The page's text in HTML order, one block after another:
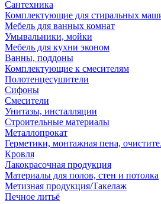
Сантехника
Комплектующие для стиральных
Мебель для ванных комнат
Умывальники, мойки
Мебель для кухни эконом
Ванны, поддоны
Комплектующие к смесителям
Полотенцесушители
Сифоны
Смесители
Унитазы, инсталляции
Строительные материалы
Металлопрокат
Герметики, монтажная пена,
Кровля
Лакокрасочная продукция
Материалы для полов, стен и потолка
Метизная продукция/Такелаж
Печное литьё